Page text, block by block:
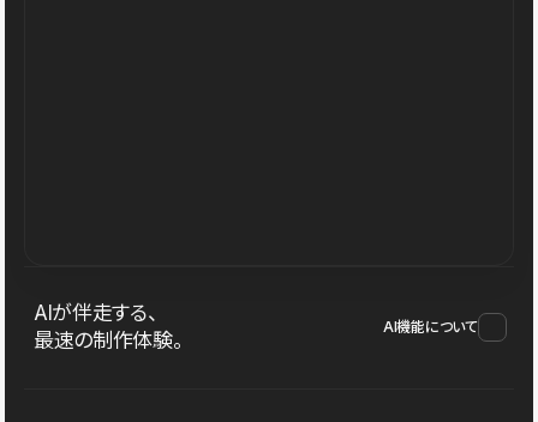
AIが伴走する、
最速の制作体験。
AI機能について